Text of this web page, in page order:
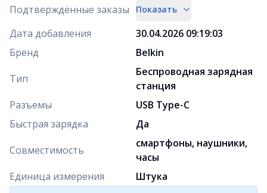
Подтверждённые заказы Показать
Дата добавления
30.04.2026 09:19:03
Бренд
Belkin
Тип
Беспроводная зарядная
станция
Разъемы
USB Type-C
Быстрая зарядка
Да
Совместимость
смартфоны, наушники,
часы
Единица измерения
Штука